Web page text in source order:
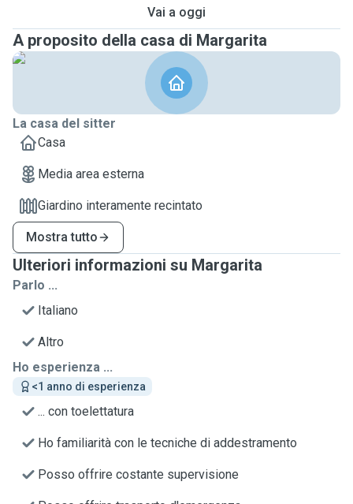
Vai a oggi
A proposito della casa di Margarita
La casa del sitter
Casa
Media area esterna
Giardino interamente recintato
Mostra tutto
Ulteriori informazioni su Margarita
Parlo ...
Italiano
Altro
Ho esperienza ...
<1 anno di esperienza
... con toelettatura
Ho familiarità con le tecniche di addestramento
Posso offrire costante supervisione